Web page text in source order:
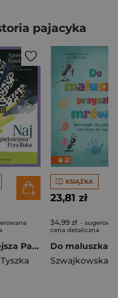
pajacyka
Najpiękniejsza Para Roku
KSIĄŻKA
23,81 zł
34,99 zł -
cena detaliczna